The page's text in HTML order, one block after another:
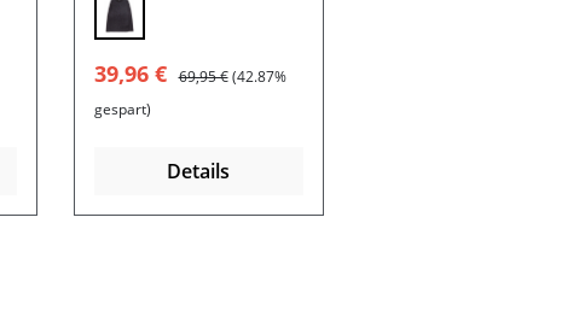
Verkaufspreis:
39,96 € Regulärer Preis:
69,95 € (42.87%
gespart)
Details